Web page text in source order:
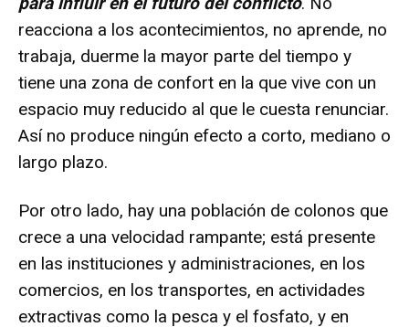
reacciona a los acontecimientos, no aprende, no
trabaja, duerme la mayor parte del tiempo y
tiene una zona de confort en la que vive con un
espacio muy reducido al que le cuesta renunciar.
Así no produce ningún efecto a corto, mediano o
largo plazo.
Por otro lado, hay una población de colonos que
crece a una velocidad rampante; está presente
en las instituciones y administraciones, en los
comercios, en los transportes, en actividades
extractivas como la pesca y el fosfato, y en